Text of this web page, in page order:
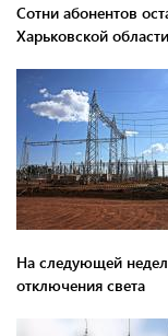
Сотни абонентов
Харьковской области
На следующей
отключения света